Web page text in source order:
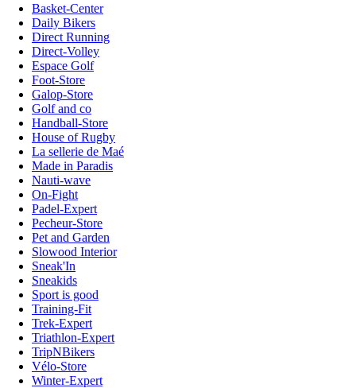
Basket-Center
Daily Bikers
Direct Running
Direct-Volley
Espace Golf
Foot-Store
Galop-Store
Golf and co
Handball-Store
House of Rugby
La sellerie de Maé
Made in Paradis
Nauti-wave
On-Fight
Padel-Expert
Pecheur-Store
Pet and Garden
Slowood Interior
Sneak'In
Sneakids
Sport is good
Training-Fit
Trek-Expert
Triathlon-Expert
TripNBikers
Vélo-Store
Winter-Expert